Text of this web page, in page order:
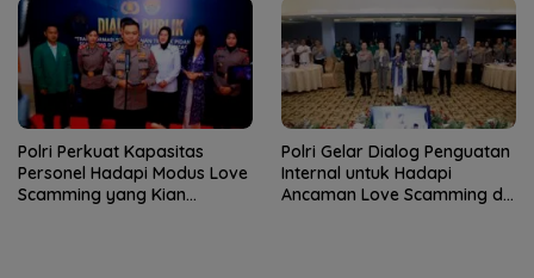
Polri Perkuat Kapasitas
Personel Hadapi Modus Love
Scamming yang Kian
Polri Gelar Dialog Penguatan
Internal untuk Hadapi
Ancaman Love Scamming di